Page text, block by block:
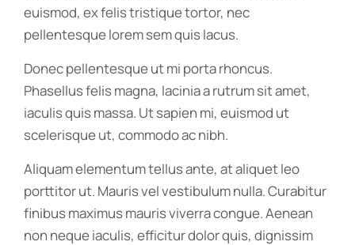
euismod, ex felis tristique tortor, nec
pellentesque lorem sem quis lacus.
Donec pellentesque ut mi porta rhoncus.
Phasellus felis magna, lacinia a rutrum sit amet,
iaculis quis massa. Ut sapien mi, euismod ut
scelerisque ut, commodo ac nibh.
Aliquam elementum tellus ante, at aliquet leo
porttitor ut. Mauris vel vestibulum nulla. Curabitur
finibus maximus mauris viverra congue. Aenean
non neque iaculis, efficitur dolor quis, dignissim